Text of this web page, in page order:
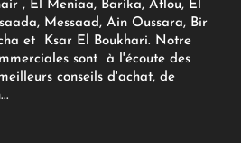
, El Meniaa, Barika, Aflou, El
Messaad, Ain Oussara, Bir
et Ksar El Boukhari. Notre
sont à l'écoute des
conseils d'achat, de